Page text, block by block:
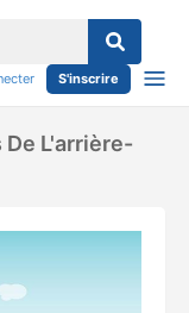
S'inscrire
L'arrière-